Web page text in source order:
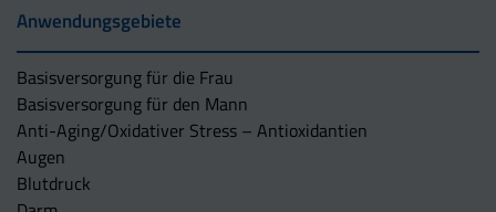
Anwendungsgebiete
Basisversorgung für die Frau
Basisversorgung für den Mann
Anti-Aging/Oxidativer Stress – Antioxidantien
Augen
Blutdruck